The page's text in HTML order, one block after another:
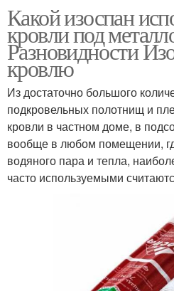
Какой изоспан
кровли под
Разновидности
кровлю
Из достаточно большого
подкровельных полотнищ и
кровли в частном доме, в
вообще в любом помещении,
водяного пара и тепла,
часто используемыми